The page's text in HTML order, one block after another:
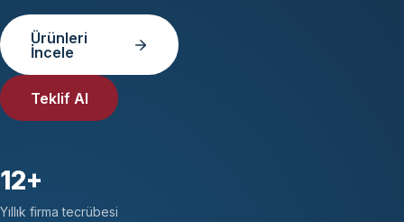
Ürünleri
İncele
Teklif Al
12+
Yıllık firma tecrübesi